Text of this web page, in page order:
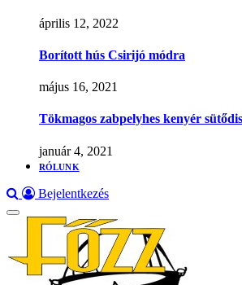
április 12, 2022
Borított hús Csirijó módra
május 16, 2021
Tökmagos zabpelyhes kenyér
január 4, 2021
RÓLUNK
Bejelentkezés